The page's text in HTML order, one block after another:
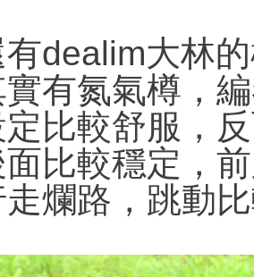
dealim大林
有氮氣樽，
比較舒服，
比較穩定，
爛路，跳動